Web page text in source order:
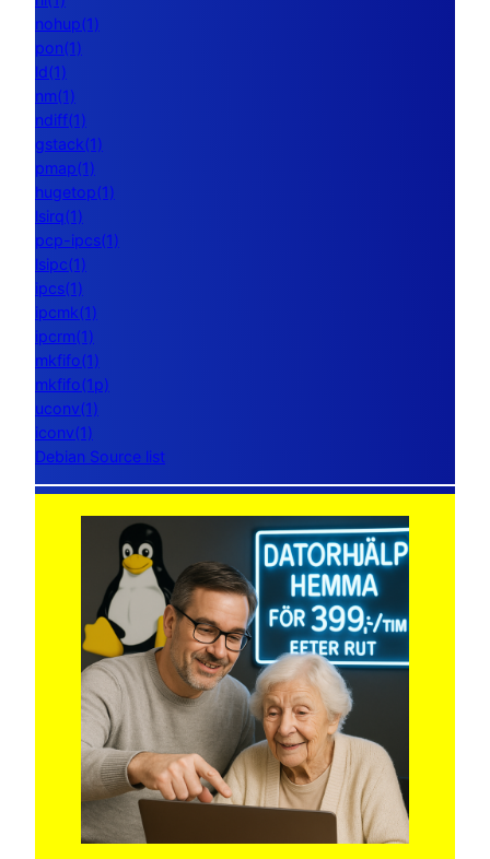
nohup(1)
pon(1)
ld(1)
nm(1)
ndiff(1)
gstack(1)
pmap(1)
hugetop(1)
lsirq(1)
pcp-ipcs(1)
lsipc(1)
ipcs(1)
ipcmk(1)
ipcrm(1)
mkfifo(1)
mkfifo(1p)
uconv(1)
iconv(1)
Debian Source list